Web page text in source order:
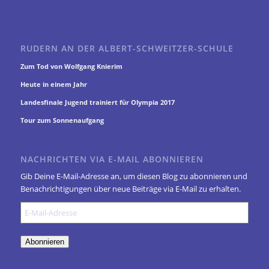
RUDERN AN DER ALBERT-SCHWEITZER-SCHULE
Zum Tod von Wolfgang Knierim
Heute in einem Jahr
Landesfinale Jugend trainiert für Olympia 2017
Tour zum Sonnenaufgang
NACHRICHTEN VIA E-MAIL ABONNIEREN
Gib Deine E-Mail-Adresse an, um diesen Blog zu abonnieren und
Benachrichtigungen über neue Beiträge via E-Mail zu erhalten.
Abonnieren